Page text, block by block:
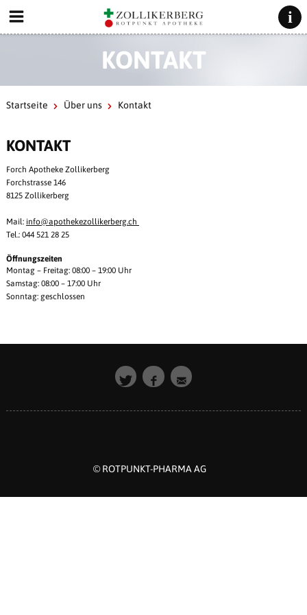
KONTAKT
Startseite Über uns Kontakt
KONTAKT
Forch Apotheke Zollikerberg
Forchstrasse 146
8125 Zollikerberg
Mail: info@apothekezollikerberg.ch
Tel.: 044 521 28 25
Öffnungszeiten
Montag – Freitag: 08:00 – 19:00 Uhr
Samstag: 08:00 – 17:00 Uhr
Sonntag: geschlossen
© ROTPUNKT-PHARMA AG